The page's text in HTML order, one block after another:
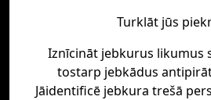
Turklāt jūs
Iznīcināt jebkurus likumus
tostarp jebkādus
Jāidentificē jebkura trešā